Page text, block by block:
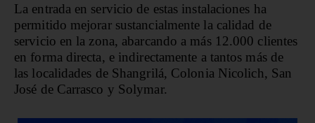
La entrada en servicio de estas instalaciones ha
permitido mejorar sustancialmente la calidad de
servicio en la zona, abarcando a más 12.000 clientes
en forma directa, e indirectamente a tantos más de
las localidades de Shangrilá, Colonia Nicolich, San
José de Carrasco y Solymar.